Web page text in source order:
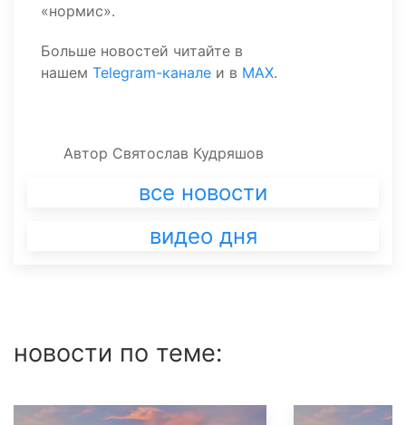
«нормис».
Больше новостей читайте в
нашем Telegram-канале и в MAX.
Автор Святослав Кудряшов
все новости
видео дня
новости по теме: